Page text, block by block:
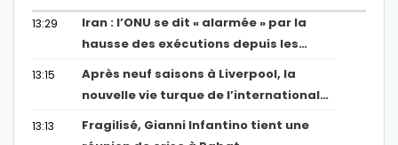
13:29
Iran : l’ONU se dit « alarmée » par la
hausse des exécutions depuis les…
13:15
Après neuf saisons à Liverpool, la
nouvelle vie turque de l’international…
13:13
Fragilisé, Gianni Infantino tient une